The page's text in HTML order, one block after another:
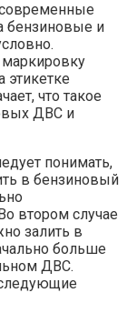
бензиновые и
этикетке
что такое
ДВС и
понимать,
в бензиновый
втором случае
залить в
больше
ДВС.